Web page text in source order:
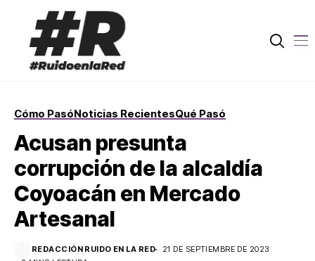
Cómo PasóNoticias RecientesQué Pasó
Acusan presunta
corrupción de la alcaldía
Coyoacán en Mercado
Artesanal
REDACCIÓN RUIDO EN LA RED
21 DE SEPTIEMBRE DE 2023